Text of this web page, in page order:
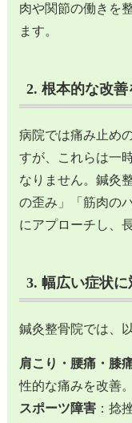
肉や関節の働きを
ます。
2. 根本的な改善
病院では痛み止め
すが、これらは一
なりません。鍼灸
の歪み」「筋肉の
にアプローチし、
3. 幅広い症状に
鍼灸整骨院では、
肩こり・腰痛・膝
性的な痛みを改善。
スポーツ障害：捻